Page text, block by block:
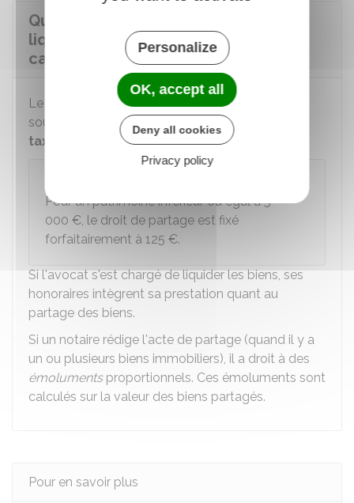
Quel est le coût des opérations de
liquidation et de partage dans le
cadre du divorce ?
Le partage des biens meubles et immeubles est
soumis à un
droit d'enregistrement
taxe de
publicité foncièrede1,10 %
Pour un patrimoine inférieur ou égal à5
000 €, le droit de partage est fixé
forfaitairement à 125 €.
Si l'avocat s'est chargé de liquider les biens, ses
honoraires intègrent sa prestation quant au
partage des biens.
Si un notaire rédige l'acte de partage (quand il y a
un ou plusieurs biens immobiliers), il a droit à des
émolumentsproportionnels. Ces émoluments sont
calculés sur la valeur des biens partagés.
Pour en savoir plus
Personalize
OK, accept all
Deny all cookies
Privacy policy